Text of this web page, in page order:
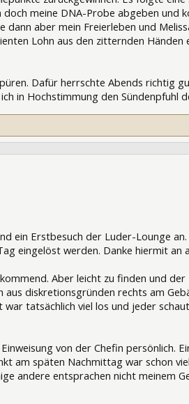
meine DNA-Probe abgeben und
aber mein Freierleben und
Lohn aus den zitternden Händen
Dafür herrschte Abends richtig
in Hochstimmung den Sündenpfuhl
ein Erstbesuch der Luder-Lounge
eingelöst werden. Danke hiermit an
Aber leicht zu finden und der
diskretionsgründen rechts am
tatsächlich viel los und jeder
von der Chefin persönlich.
am späten Nachmittag war schon
andere entsprachen nicht meinem